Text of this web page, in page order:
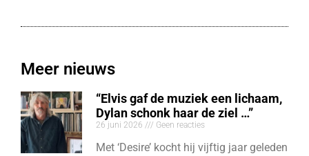
Meer nieuws
“Elvis gaf de muziek een lichaam,
Dylan schonk haar de ziel …”
26 juni 2026 Geen reacties
Met ‘Desire’ kocht hij vijftig jaar geleden